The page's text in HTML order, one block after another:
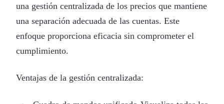
una gestión centralizada de los precios que mantiene
una separación adecuada de las cuentas. Este
enfoque proporciona eficacia sin comprometer el
cumplimiento.
Ventajas de la gestión centralizada: